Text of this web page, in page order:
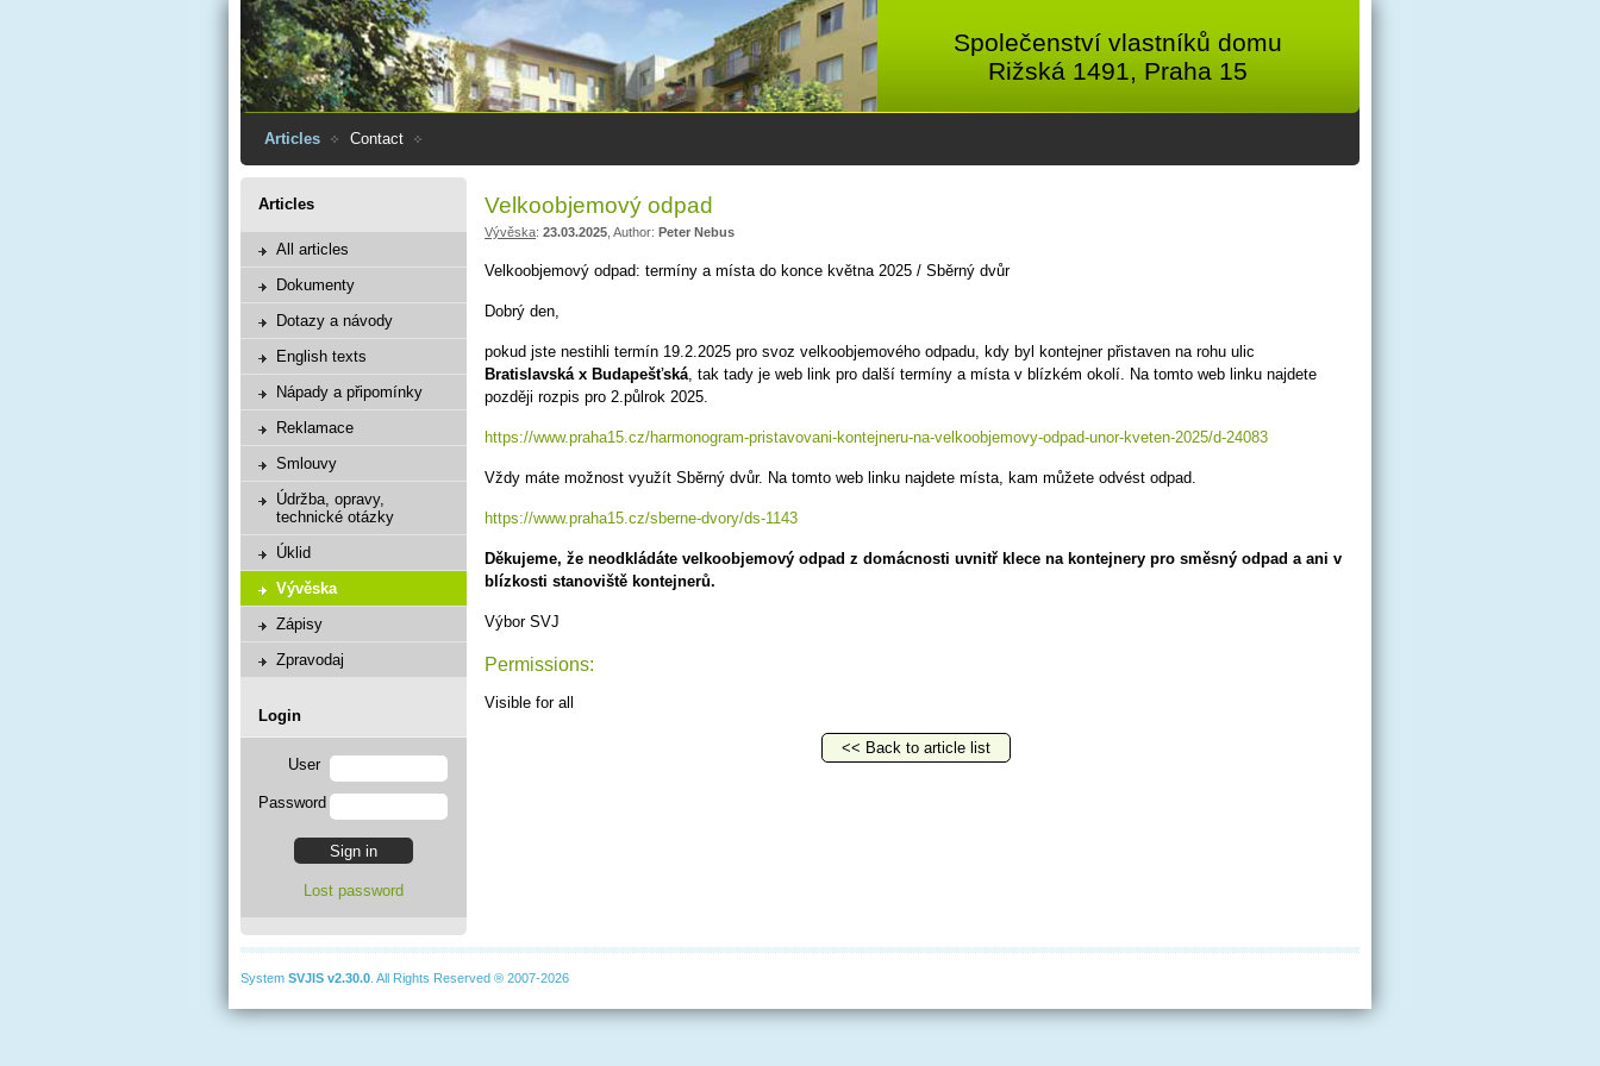
Společenství vlastníků domu
Rižská 1491, Praha 15
Articles Contact
Articles
All articles
Dokumenty
Dotazy a návody
English texts
Nápady a připomínky
Reklamace
Smlouvy
Údržba, opravy,
technické otázky
Úklid
Vývěska
Zápisy
Zpravodaj
Login
User
Password
Lost password
Velkoobjemový odpad
Vývěska: 23.03.2025 , Author: Peter Nebus
Velkoobjemový odpad: termíny a místa do konce května 2025 / Sběrný dvůr
Dobrý den,
pokud jste nestihli termín 19.2.2025 pro svoz velkoobjemového odpadu, kdy byl kontejner přistaven na rohu ulic
Bratislavská x Budapešťská, tak tady je web link pro další termíny a místa v blízkém okolí. Na tomto web linku najdete
později rozpis pro 2.půlrok 2025.
https://www.praha15.cz/harmonogram-pristavovani-kontejneru-na-velkoobjemovy-odpad-unor-kveten-2025/d-24083
Vždy máte možnost využít Sběrný dvůr. Na tomto web linku najdete místa, kam můžete odvést odpad.
https://www.praha15.cz/sberne-dvory/ds-1143
Děkujeme, že neodkládáte velkoobjemový odpad z domácnosti uvnitř klece na kontejnery pro směsný odpad a ani v
blízkosti stanoviště kontejnerů.
Výbor SVJ
Permissions:
Visible for all
<< Back to article list
System SVJIS v2.30.0 . All Rights Reserved ® 2007-2026